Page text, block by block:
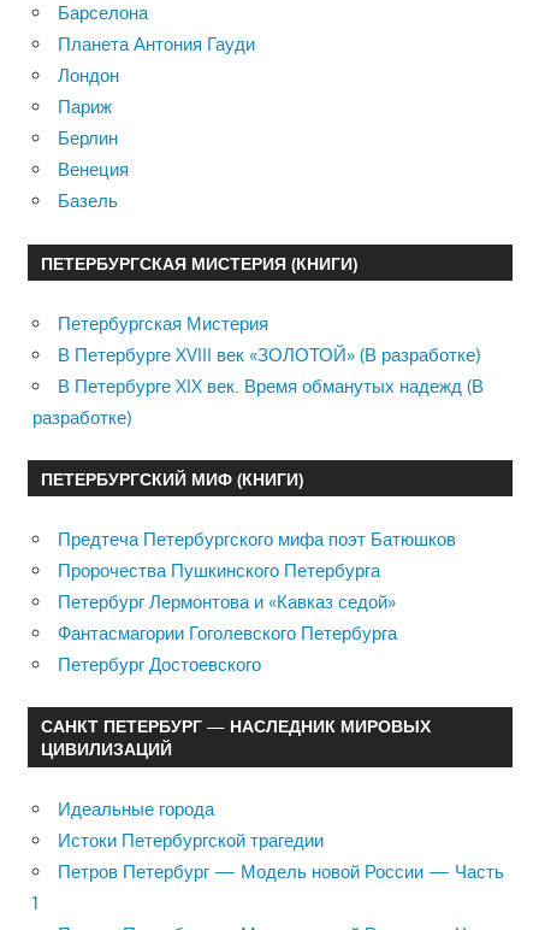
Барселона
Планета Антония Гауди
Лондон
Париж
Берлин
Венеция
Базель
ПЕТЕРБУРГСКАЯ МИСТЕРИЯ (КНИГИ)
Петербургская Мистерия
В Петербурге XVIII век «ЗОЛОТОЙ» (В разработке)
В Петербурге XIX век. Время обманутых надежд (В
разработке)
ПЕТЕРБУРГСКИЙ МИФ (КНИГИ)
Предтеча Петербургского мифа поэт Батюшков
Пророчества Пушкинского Петербурга
Петербург Лермонтова и «Кавказ седой»
Фантасмагории Гоголевского Петербурга
Петербург Достоевского
САНКТ ПЕТЕРБУРГ — НАСЛЕДНИК МИРОВЫХ
ЦИВИЛИЗАЦИЙ
Идеальные города
Истоки Петербургской трагедии
Петров Петербург — Модель новой России — Часть
1